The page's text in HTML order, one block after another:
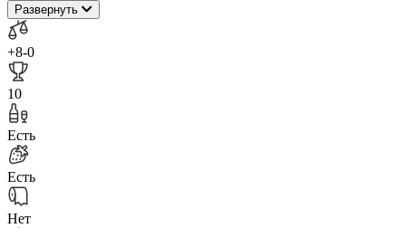
Развернуть
+8-0
10
Есть
Есть
Нет